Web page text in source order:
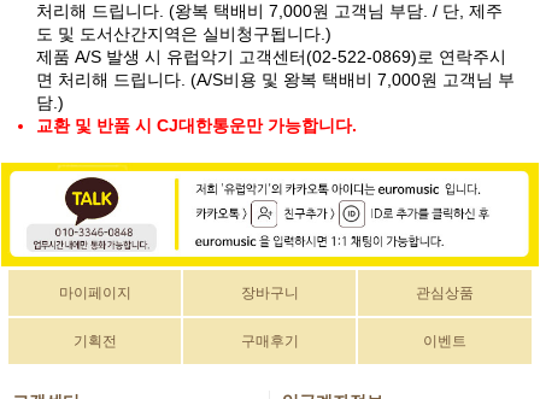
처리해 드립니다. (왕복 택배비 7,000원 고객님 부담. / 단, 제주
도 및 도서산간지역은 실비청구됩니다.)
제품 A/S 발생 시 유럽악기 고객센터(02-522-0869)로 연락주시
면 처리해 드립니다. (A/S비용 및 왕복 택배비 7,000원 고객님 부
담.)
교환 및 반품 시 CJ대한통운만 가능합니다.
마이페이지 장바구니 관심상품
기획전 구매후기 이벤트